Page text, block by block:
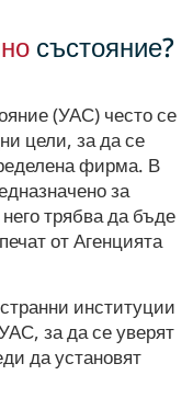
състояние?
(УАС) често се
цели, за да се
фирма. В
за
трябва да бъде
от Агенцията
институции
за да се уверят
да установят